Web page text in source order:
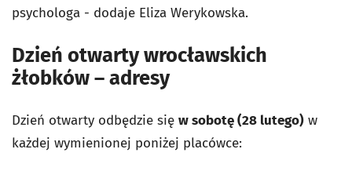
psychologa - dodaje Eliza Werykowska.
Dzień otwarty wrocławskich
żłobków – adresy
Dzień otwarty odbędzie się w sobotę (28 lutego) w
każdej wymienionej poniżej placówce: